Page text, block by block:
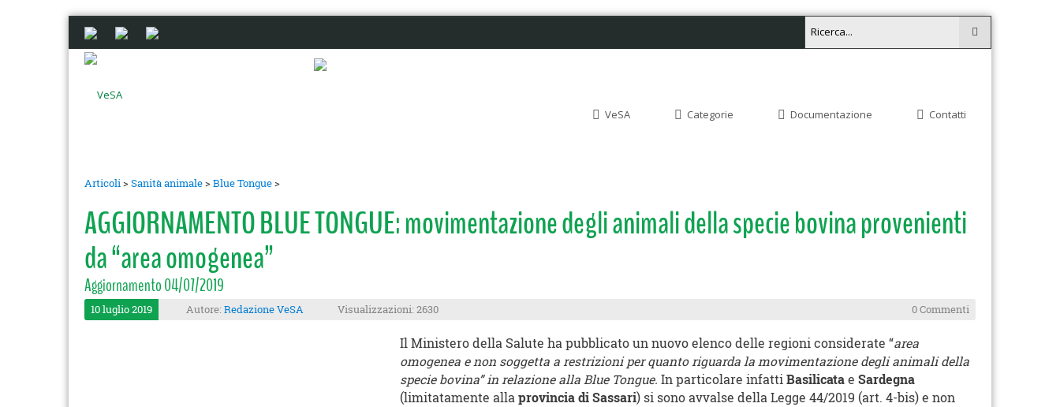
VeSA Categorie Documentazione Contatti
Articoli>Sanità animale>Blue Tongue>
AGGIORNAMENTO BLUE TONGUE: movimentazione degli animali della specie bovina provenienti
da “area omogenea”
Aggiornamento 04/07/2019
10 luglio 2019 Autore: Redazione VeSA Visualizzazioni: 2630 0 Commenti
Il Ministero della Salute ha pubblicato un nuovo elenco delle regioni considerate “area
omogenea e non soggetta a restrizioni per quanto riguarda la movimentazione degli animali della
specie bovina” in relazione alla Blue Tongue. In particolare infatti Basilicata e Sardegna
(limitatamente alla provincia di Sassari) si sono avvalse della Legge 44/2019 (art. 4-bis) e non